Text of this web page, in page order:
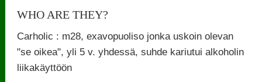
WHO ARE THEY?
Carholic : m28, exavopuoliso jonka uskoin olevan
"se oikea", yli 5 v. yhdessä, suhde kariutui alkoholin
liikakäyttöön